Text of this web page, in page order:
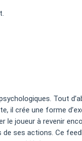
Tout
il crée une forme
joueur à revenir
ses actions. Ce